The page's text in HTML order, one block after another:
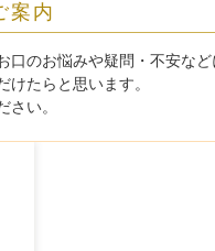
案内
口のお悩みや疑問・不安な
たらと思います。
さい。